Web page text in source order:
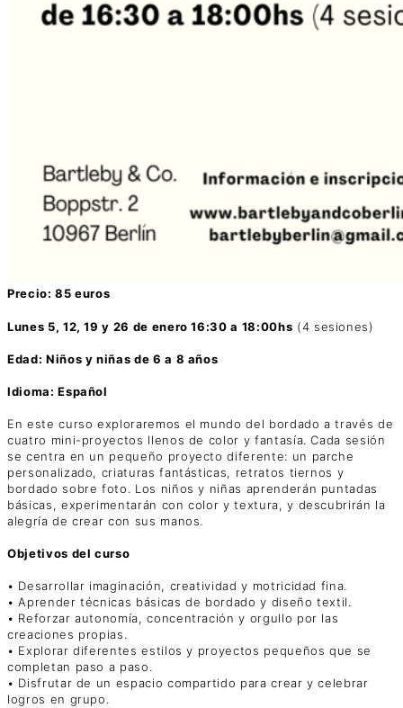
Precio: 85 euros
Lunes 5, 12, 19 y 26 de enero 16:30 a 18:00hs (4 sesiones)
Edad: Niños y niñas de 6 a 8 años
Idioma: Español
En este curso exploraremos el mundo del bordado a través de
cuatro mini-proyectos llenos de color y fantasía. Cada sesión
se centra en un pequeño proyecto diferente: un parche
personalizado, criaturas fantásticas, retratos tiernos y
bordado sobre foto. Los niños y niñas aprenderán puntadas
básicas, experimentarán con color y textura, y descubrirán la
alegría de crear con sus manos.
Objetivos del curso
• Desarrollar imaginación, creatividad y motricidad fina.
• Aprender técnicas básicas de bordado y diseño textil.
• Reforzar autonomía, concentración y orgullo por las
creaciones propias.
• Explorar diferentes estilos y proyectos pequeños que se
completan paso a paso.
• Disfrutar de un espacio compartido para crear y celebrar
logros en grupo.